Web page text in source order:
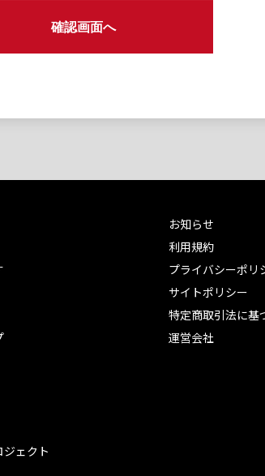
確認画面へ
ェクト
お知らせ
利用規約
プライバシーポリ
サイトポリシー
特定商取引法に基
運営会社